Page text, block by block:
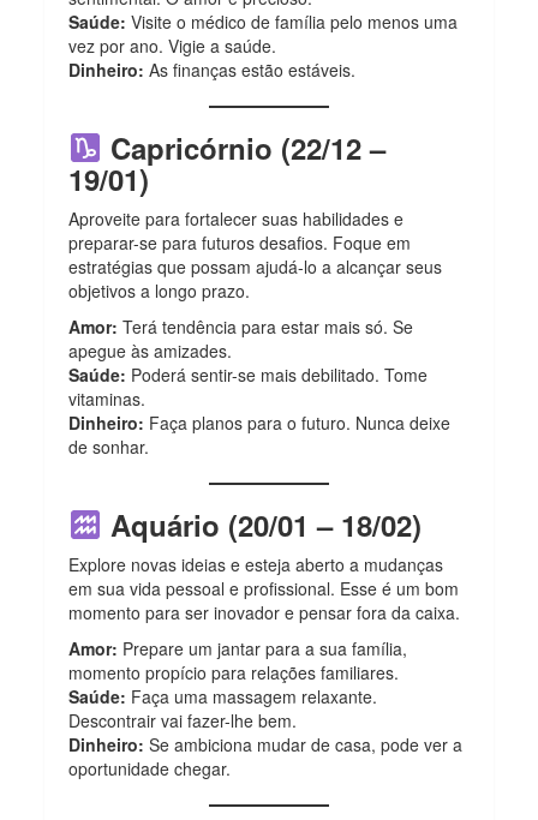
Saúde: Visite o médico de família pelo menos uma
vez por ano. Vigie a saúde.
Dinheiro: As finanças estão estáveis.
Capricórnio (22/12 –
19/01)
Aproveite para fortalecer suas habilidades e
preparar-se para futuros desafios. Foque em
estratégias que possam ajudá-lo a alcançar seus
objetivos a longo prazo.
Amor: Terá tendência para estar mais só. Se
apegue às amizades.
Saúde: Poderá sentir-se mais debilitado. Tome
vitaminas.
Dinheiro: Faça planos para o futuro. Nunca deixe
de sonhar.
Aquário (20/01 – 18/02)
Explore novas ideias e esteja aberto a mudanças
em sua vida pessoal e profissional. Esse é um bom
momento para ser inovador e pensar fora da caixa.
Amor: Prepare um jantar para a sua família,
momento propício para relações familiares.
Saúde: Faça uma massagem relaxante.
Descontrair vai fazer-lhe bem.
Dinheiro: Se ambiciona mudar de casa, pode ver a
oportunidade chegar.